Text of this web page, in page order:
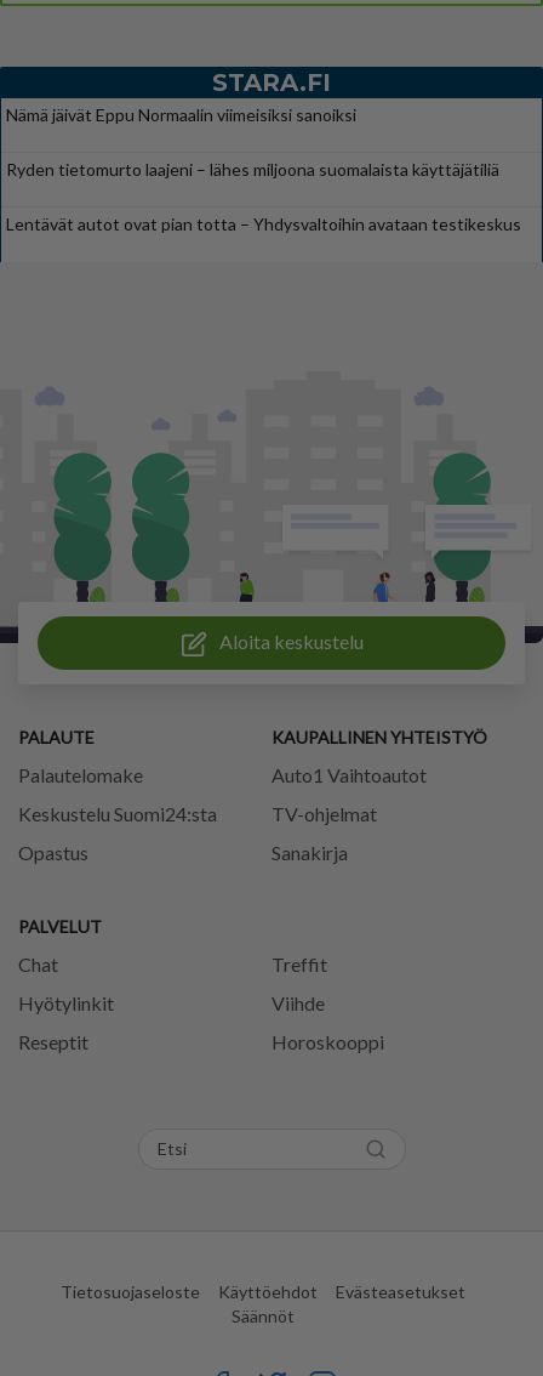
STARA.FI
Nämä jäivät Eppu Normaalin viimeisiksi sanoiksi
Ryden tietomurto laajeni – lähes miljoona suomalaista käyttäjätiliä
Lentävät autot ovat pian totta – Yhdysvaltoihin avataan testikeskus
Aloita keskustelu
PALAUTE
Palautelomake
Keskustelu Suomi24:sta
Opastus
PALVELUT
Chat
Treffit
Hyötylinkit
Viihde
Reseptit
Horoskooppi
KAUPALLINEN YHTEISTYÖ
Auto1 Vaihtoautot
TV-ohjelmat
Sanakirja
Tietosuojaseloste Käyttöehdot
Evästeasetukset
Säännöt